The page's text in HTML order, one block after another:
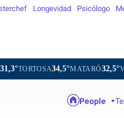
Longevidad Psicólogo
MATARÓ32,5°VIC35,6°
People